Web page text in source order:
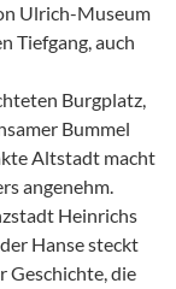
Ulrich-Museum
Tiefgang, auch
Burgplatz,
Bummel
Altstadt macht
angenehm.
Heinrichs
Hanse steckt
Geschichte, die